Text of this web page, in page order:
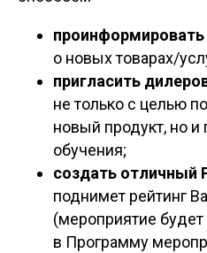
проинформировать
о новых товарах/
пригласить
не только с целью
новый продукт, но и
обучения;
создать отличный
поднимет рейтинг
(мероприятие
в Программу